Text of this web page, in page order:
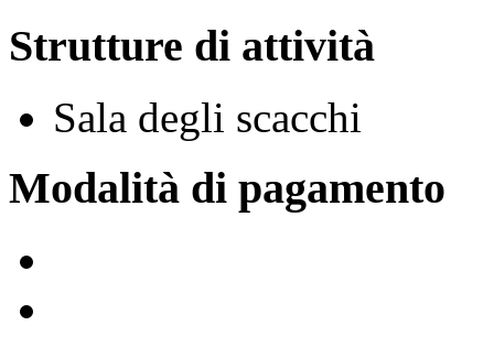
Strutture di attività
Sala degli scacchi
Modalità di pagamento